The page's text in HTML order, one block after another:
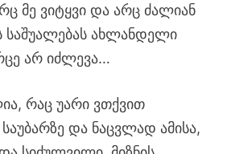
მე ვიტყვი და არც ძალიან
საშუალებას ახლანდელი
არ იძლევა…
რაც უარი ვთქვით
და ნაცვლად ამისა,